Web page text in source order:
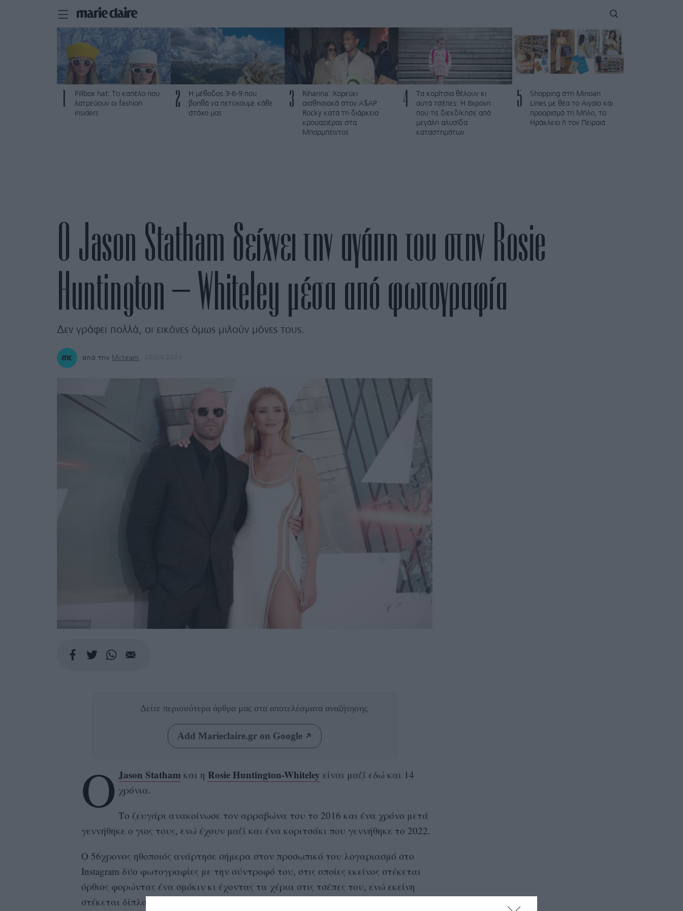
Pillbox hat: Το καπέλο που
λατρεύουν οι fashion
insiders
2
Η μέθοδος 3-6-9 που
βοηθά να πετύχουμε κάθε
στόχο μας
3
Rihanna: Χορεύει
αισθησιακά στον A$AP
Rocky κατά τη διάρκεια
κρουαζιέρας στα
Μπαρμπέιντος
4
Τα κορίτσια θέλουν κι
αυτά τσέπες: Η 8χρονη
που τις διεκδίκησε από
μεγάλη αλυσίδα
καταστημάτων
5
Shopping στη Minoan
Lines με θέα το Αιγαίο και
προορισμό τη Μήλο, το
Ηράκλειο ή τον Πειραιά
O Jason Statham δείχνει την αγάπη του στην Rosie
Huntington – Whiteley μέσα από φωτογραφία
Δεν γράφει πολλά, οι εικόνες όμως μιλούν μόνες τους.
από την Mcteam
Δείτε περισσότερα άρθρα μας στα αποτελέσματα αναζήτησης
Add Marieclaire.gr on Google
Ο Jason Statham και η Rosie Huntington-Whiteley είναι μαζί εδώ και 14
χρόνια.
Το ζευγάρι ανακοίνωσε τον αρραβώνα του το 2016 και ένα χρόνο μετά
γεννήθηκε ο γιος τους, ενώ έχουν μαζί και ένα κοριτσάκι που γεννήθηκε το 2022.
Ο 56χρονος ηθοποιός ανάρτησε σήμερα στον προσωπικό του λογαριασμό στο
Instagram δύο φωτογραφίες με την σύντροφό του, στις οποίες εκείνος στέκεται
όρθιος φορώντας ένα σμόκιν κι έχοντας τα χέρια στις τσέπες του, ενώ εκείνη
στέκεται δίπλα του και στη μία από αυτές σκύβει προς την πλευρά του.